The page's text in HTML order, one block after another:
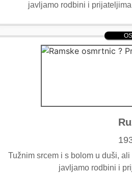
javljamo rodbini i
Tužnim srcem i s bolom u duši,
javljamo rodbini i